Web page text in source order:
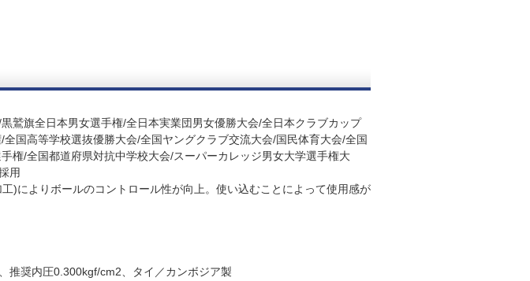
鷲旗全日本男女選手権/全日本実業団男女優勝大会/全日本クラブカップ
国高等学校選抜優勝大会/全国ヤングクラブ交流大会/国民体育大会/全国
権/全国都道府県対抗中学校大会/スーパーカレッジ男女大学選手権大
用
)によりボールのコントロール性が向上。使い込むことによって使用感が
推奨内圧0.300kgf/cm2、タイ／カンボジア製